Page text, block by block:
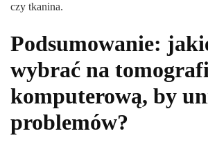
czy tkanina.
Podsumowanie:
wybrać na
komputerową, by
problemów?